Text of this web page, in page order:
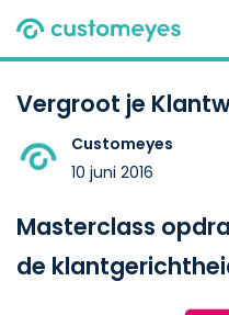
Vergroot je
Customeyes
10 juni 2016
Masterclass
de